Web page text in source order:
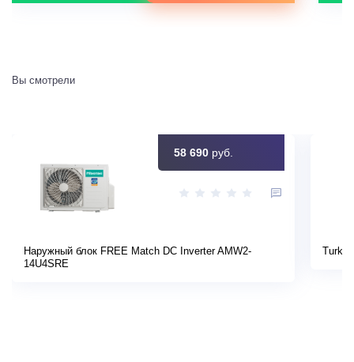
Вы смотрели
58 690 руб.
Наружный блок FREE Match DC Inverter AMW2-
14U4SRE